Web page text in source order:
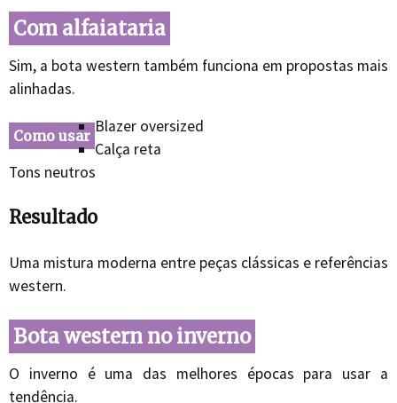
Com alfaiataria
Sim, a bota western também funciona em propostas mais
alinhadas.
Como usar Blazer oversized
Calça reta
Tons neutros
Resultado
Uma mistura moderna entre peças clássicas e referências
western.
Bota western no inverno
O inverno é uma das melhores épocas para usar a
tendência.